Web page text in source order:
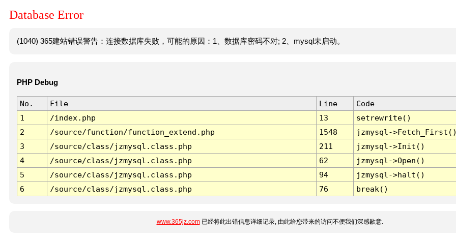
Database Error
(1040) 365建站错误警告：连接数据库失败，可能的原因：1、数据库密码不对; 2、mysql未启动。
PHP Debug
No. File Line
Code
1
/index.php 13
setrewrite()
2
/source/function/function_extend.php 1548
jzmysql-
3
/source/class/jzmysql.class.php 211
jzmysql->Init()
4
/source/class/jzmysql.class.php 62
jzmysql->Open()
5
/source/class/jzmysql.class.php 94
jzmysql->halt()
6
/source/class/jzmysql.class.php 76 break()
www.365jz.com已经将此出错信息详细记录, 由此给您带来的访问不便我们深感歉意.